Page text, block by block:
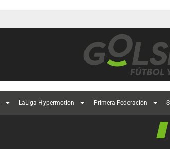
LaLiga Hypermotion Primera Federación